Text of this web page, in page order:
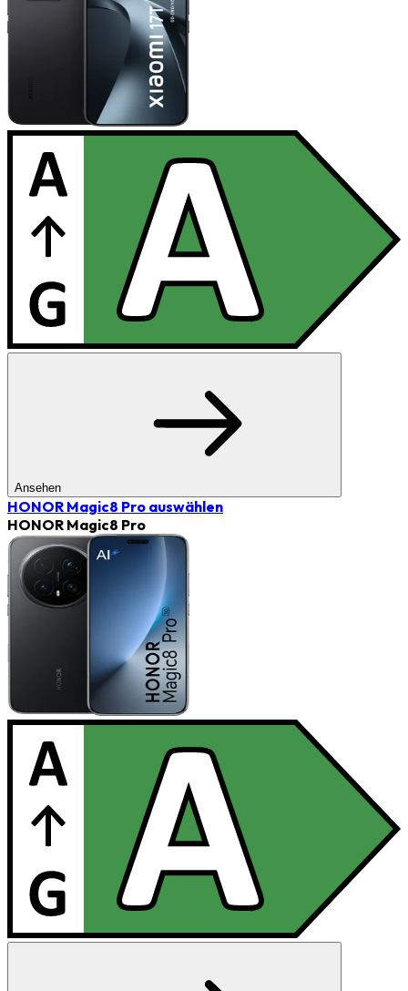
Ansehen
HONOR Magic8 Pro auswählen
HONOR Magic8 Pro